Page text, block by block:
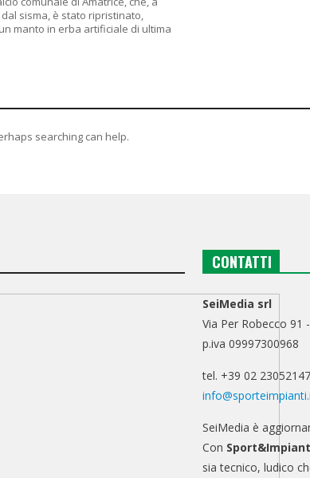
sisma, è stato ripristinato,
manto in erba artificiale di ultima
searching can help.
CONTATTI
SeiMedia srl
Via Per Robecco 91
p.iva 09997300968
tel. +39 02
SeiMedia è
Con
sia tecnico, ludico